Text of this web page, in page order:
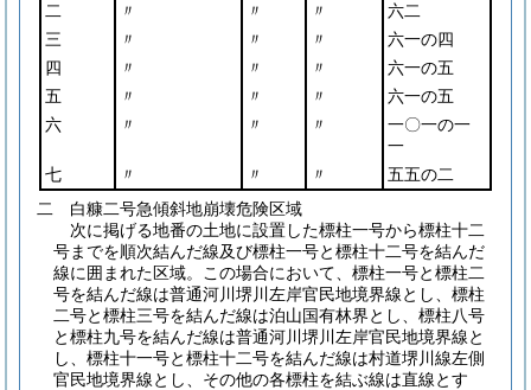
二
〃 〃 〃
六二
三
〃 〃 〃
六一の四
四
〃 〃 〃
六一の五
五
〃 〃 〃
六一の五
六
〃 〃 〃
一〇一の一
一
七
〃 〃 〃
五五の二
二 白糠二号急傾斜地崩壊危険区域
次に掲げる地番の土地に設置した標柱一号から標柱十二
号までを順次結んだ線及び標柱一号と標柱十二号を結んだ
線に囲まれた区域。この場合において、標柱一号と標柱二
号を結んだ線は普通河川堺川左岸官民地境界線とし、標柱
二号と標柱三号を結んだ線は泊山国有林界とし、標柱八号
と標柱九号を結んだ線は普通河川堺川左岸官民地境界線と
し、標柱十一号と標柱十二号を結んだ線は村道堺川線左側
官民地境界線とし、その他の各標柱を結ぶ線は直線とす